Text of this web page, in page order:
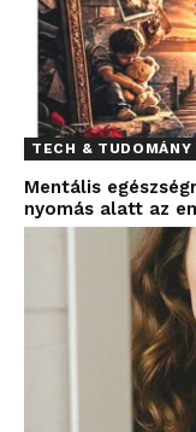
TECH & TUDOMÁNY
Mentális
nyomás alatt az